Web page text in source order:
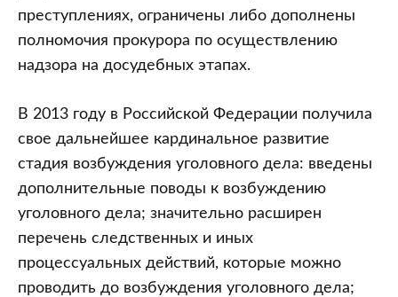
преступлениях, ограничены либо дополнены
полномочия прокурора по осуществлению
надзора на досудебных этапах.
В 2013 году в Российской Федерации получила
свое дальнейшее кардинальное развитие
стадия возбуждения уголовного дела: введены
дополнительные поводы к возбуждению
уголовного дела; значительно расширен
перечень следственных и иных
процессуальных действий, которые можно
проводить до возбуждения уголовного дела;